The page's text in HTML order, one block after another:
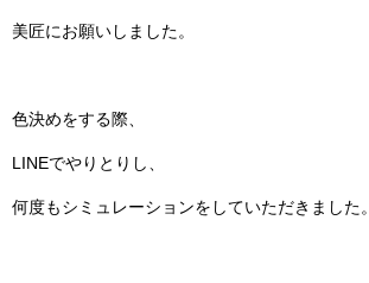
美匠にお願いしました。
色決めをする際、
LINEでやりとりし、
何度もシミュレーションをしていただきました。